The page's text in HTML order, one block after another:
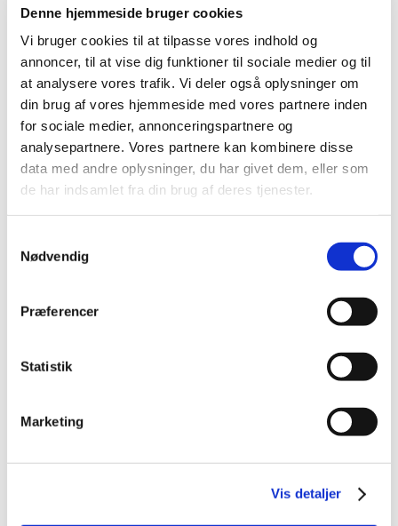
Denne hjemmeside bruger cookies
Vi bruger cookies til at tilpasse vores indhold og
annoncer, til at vise dig funktioner til sociale medier og til
at analysere vores trafik. Vi deler også oplysninger om
din brug af vores hjemmeside med vores partnere inden
for sociale medier, annonceringspartnere og
analysepartnere. Vores partnere kan kombinere disse
data med andre oplysninger, du har givet dem, eller som
de har indsamlet fra din brug af deres tjenester.
Nødvendig
Præferencer
Statistik
Marketing
Vis detaljer
Alle (2506)
TID
2026 (84)
2025 (158)
2024 (224)
2023 (195)
2022 (197)
2021 (516)
2020 (263)
2016 (167)
2014 (44)
2012 (44)
november (6)